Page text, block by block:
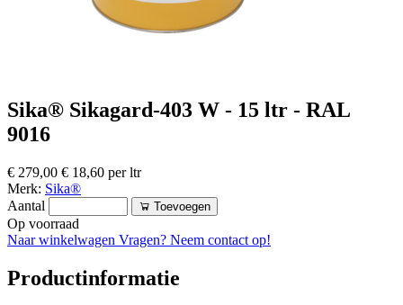
Sika® Sikagard-403 W - 15 ltr - RAL
9016
€ 279,00 € 18,60 per ltr
Merk: Sika®
Aantal
Toevoegen
Op voorraad
Naar winkelwagen Vragen? Neem contact op!
Productinformatie